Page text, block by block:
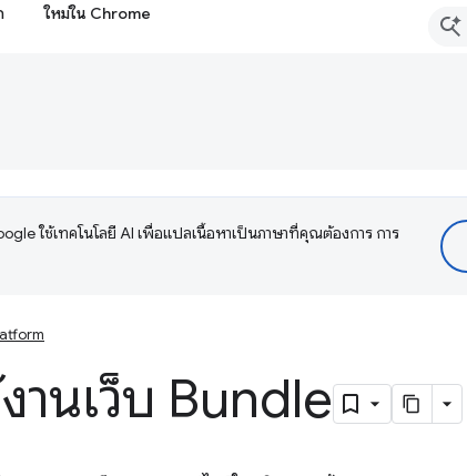
ใหม่ใน Chrome
ใช้เทคโนโลยี AI เพื่อแปลเนื้อหาเป็นภาษาที่คุณต้องการ การ
านเว็บ Bundle